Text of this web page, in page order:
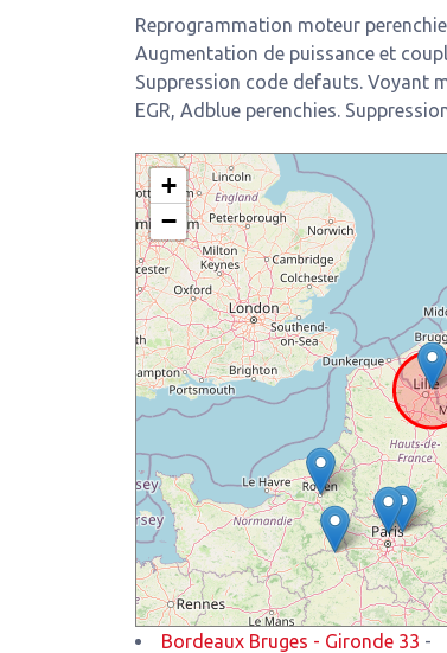
Reprogrammation moteur
Augmentation de puissance et
Suppression code defauts. Voyant
EGR, Adblue perenchies.
+
−
Bordeaux Bruges - Gironde 33 -